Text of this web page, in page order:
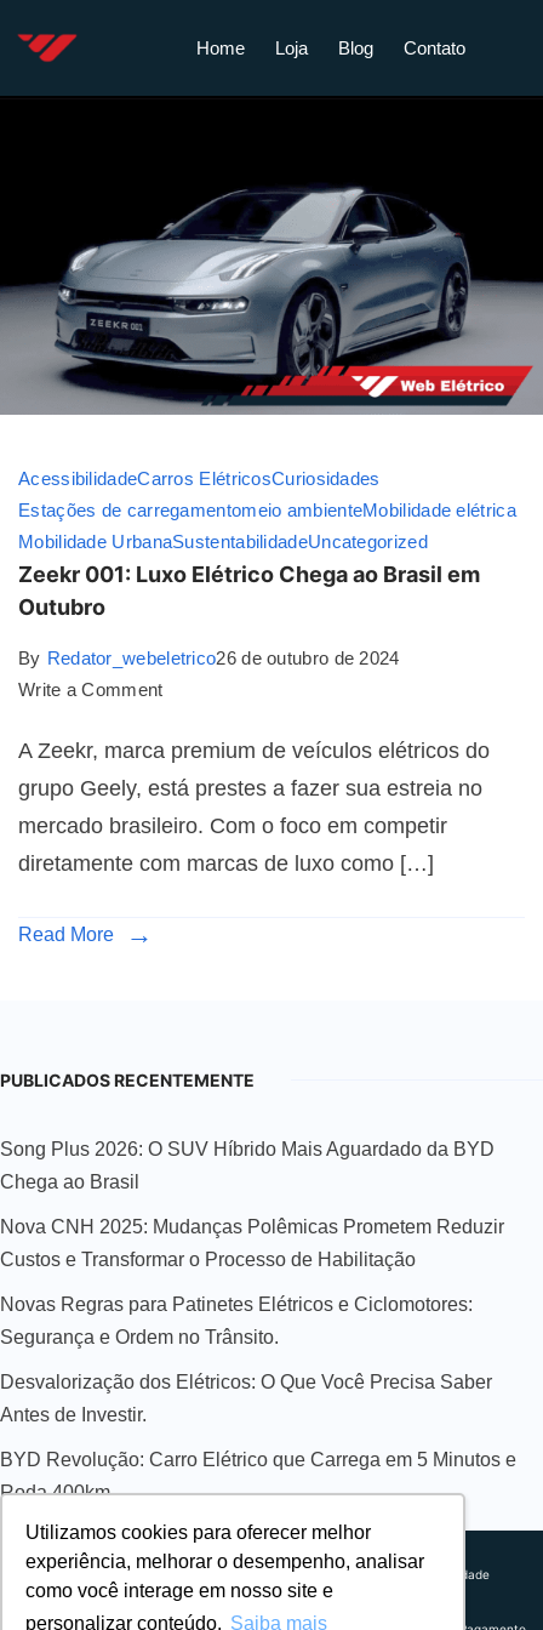
Utilizamos cookies para oferecer melhor
experiência, melhorar o desempenho, analisar
como você interage em nosso site e
personalizar conteúdo. Saiba mais
Home Loja Blog Contato
AcessibilidadeCarros ElétricosCuriosidades
Estações de carregamentomeio ambienteMobilidade elétrica
Mobilidade UrbanaSustentabilidadeUncategorized
Zeekr 001: Luxo Elétrico Chega ao Brasil em
Outubro
By Redator_webeletrico26 de outubro de 2024
Write a Comment
A Zeekr, marca premium de veículos elétricos do
grupo Geely, está prestes a fazer sua estreia no
mercado brasileiro. Com o foco em competir
diretamente com marcas de luxo como […]
Read More
PUBLICADOS RECENTEMENTE
Song Plus 2026: O SUV Híbrido Mais Aguardado da BYD
Chega ao Brasil
Nova CNH 2025: Mudanças Polêmicas Prometem Reduzir
Custos e Transformar o Processo de Habilitação
Novas Regras para Patinetes Elétricos e Ciclomotores:
Segurança e Ordem no Trânsito.
Desvalorização dos Elétricos: O Que Você Precisa Saber
Antes de Investir.
BYD Revolução: Carro Elétrico que Carrega em 5 Minutos e
Roda 400km
Explorando novos horizontes com
inovação e estratégia. Estamos
para um amanhã mais conectado e
Sobre nós
Política de privacidade